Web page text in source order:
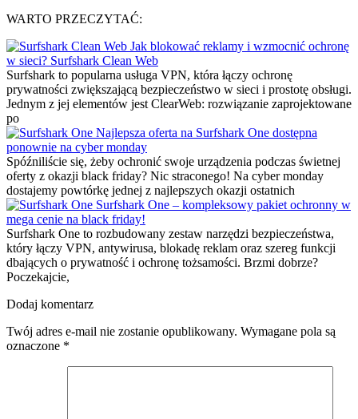
WARTO PRZECZYTAĆ:
Jak blokować reklamy i wzmocnić ochronę
w sieci? Surfshark Clean Web
Surfshark to popularna usługa VPN, która łączy ochronę
prywatności zwiększającą bezpieczeństwo w sieci i prostotę obsługi.
Jednym z jej elementów jest ClearWeb: rozwiązanie zaprojektowane
po
Najlepsza oferta na Surfshark One dostępna
ponownie na cyber monday
Spóźniliście się, żeby ochronić swoje urządzenia podczas świetnej
oferty z okazji black friday? Nic straconego! Na cyber monday
dostajemy powtórkę jednej z najlepszych okazji ostatnich
Surfshark One – kompleksowy pakiet ochronny w
mega cenie na black friday!
Surfshark One to rozbudowany zestaw narzędzi bezpieczeństwa,
który łączy VPN, antywirusa, blokadę reklam oraz szereg funkcji
dbających o prywatność i ochronę tożsamości. Brzmi dobrze?
Poczekajcie,
Dodaj komentarz
Twój adres e-mail nie zostanie opublikowany. Wymagane pola są
oznaczone *